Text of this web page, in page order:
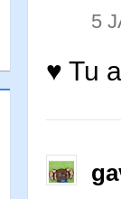
5
♥ Tu